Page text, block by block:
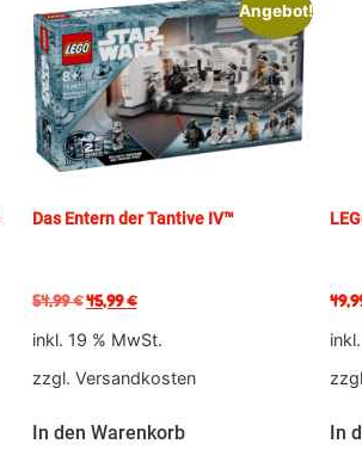
Angebot!
Das Entern der Tantive IV™
54,99€45,99€
inkl. 19 % MwSt.
zzgl.Versandkosten
In den Warenkorb In